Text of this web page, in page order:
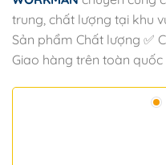
trung, chất lượng tại khu
Sản phẩm Chất lượng ✅
Giao hàng trên toàn